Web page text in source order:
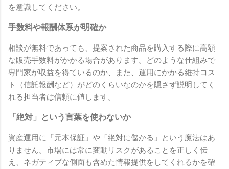
を意識してください。
手数料や報酬体系が明確か
相談が無料であっても、提案された商品を購入する際に高額
な販売手数料がかかる場合があります。どのような仕組みで
専門家が収益を得ているのか、また、運用にかかる維持コス
ト（信託報酬など）がどのくらいなのかを隠さず説明してく
れる担当者は信頼に値します。
「絶対」という言葉を使わないか
資産運用に「元本保証」や「絶対に儲かる」という魔法はあ
りません。市場には常に変動リスクがあることを正しく伝
え、ネガティブな側面も含めた情報提供をしてくれるかを確